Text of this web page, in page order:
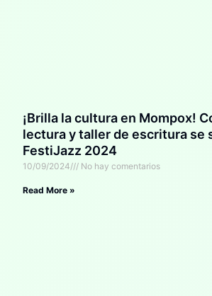
¡Brilla la cultura en Mompox!
lectura y taller de escritura se
FestiJazz 2024
10/09/2024 No hay comentarios
Read More »